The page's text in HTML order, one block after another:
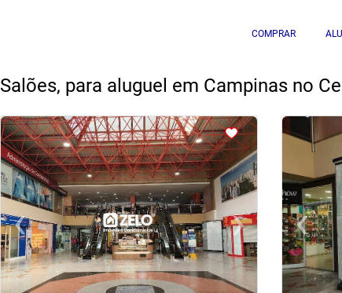
COMPRAR
Salões, para aluguel em Campinas no
<<<<
‹Previous ›Next
< <
‹Previous